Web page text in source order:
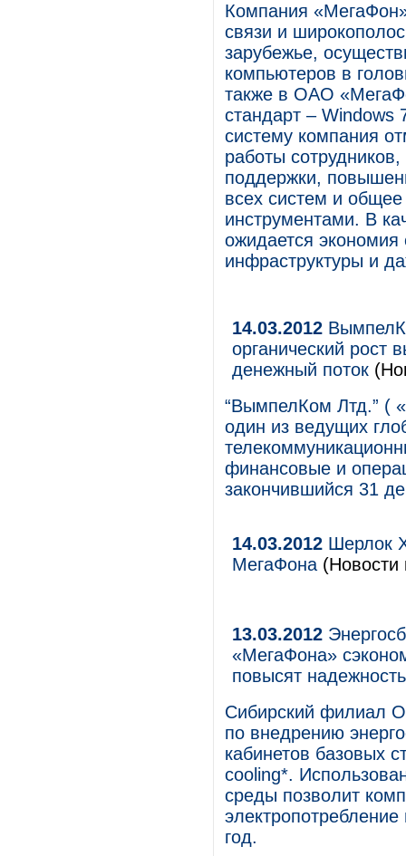
Компания
связи и
зарубежье,
компьютеров в
также в ОАО
стандарт –
систему компания
работы
поддержки,
всех систем и
инструментами. В
ожидается
инфраструктуры и
14.03.2012
органический рост
денежный поток
“ВымпелКом Лтд.” (
один из ведущих
финансовые и
закончившийся 31
14.03.2012 Шерлок
МегаФона (Новости
13.03.2012
«МегаФона»
повысят
Сибирский филиал
по внедрению
кабинетов базовых
cooling*.
среды позволит
год.